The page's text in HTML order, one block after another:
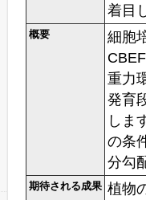
着目
概要
細胞
重力
発育
しま
の条
分勾
期待される成果 植物